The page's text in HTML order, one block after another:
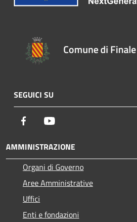
Comune di
SEGUICI SU
Facebook
AMMINISTRAZIONE
Organi di Governo
Aree Amministrative
Uffici
Enti e fondazioni